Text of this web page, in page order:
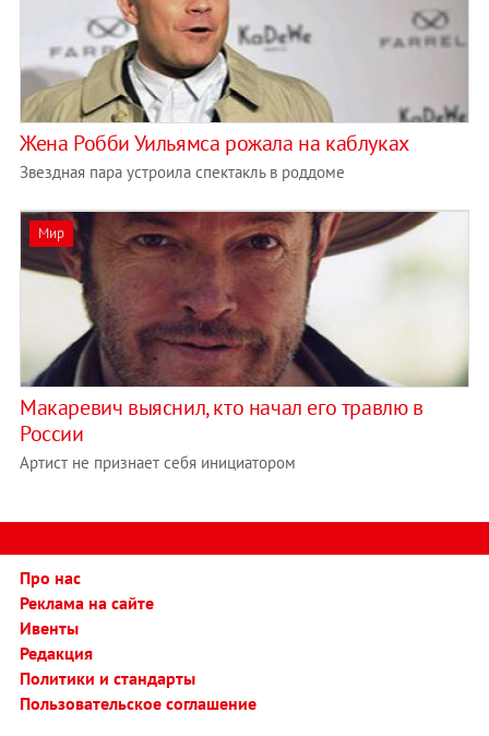
Жена Робби Уильямса рожала на каблуках
Звездная пара устроила спектакль в роддоме
Мир
Макаревич выяснил, кто начал его травлю в
России
Артист не признает себя инициатором
Про нас
Реклама на сайте
Ивенты
Редакция
Политики и стандарты
Пользовательское соглашение